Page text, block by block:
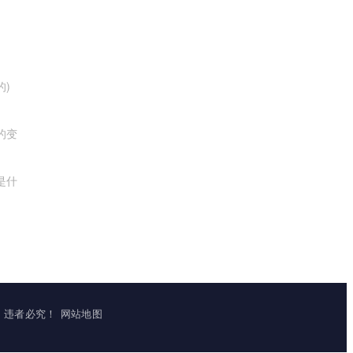
)
变
什
者必究！ 网站地图